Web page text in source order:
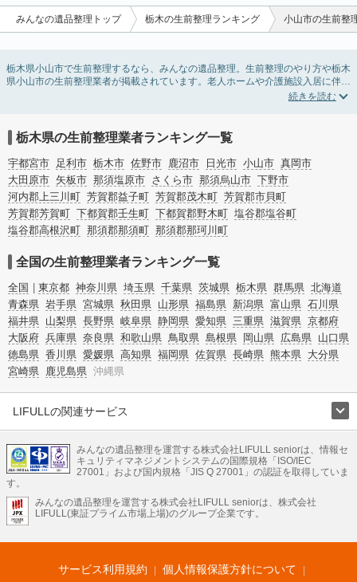
みんなの遺品整理トップ 栃木の生前整理ランキング 小山市の生前整
栃木県小山市で生前整理するなら、みんなの遺品整理。生前整理のやり方や栃木
県小山市の生前整理業者が掲載されています。老人ホームや介護施設入居に伴う
不用品の処分・回収・引き取りから、在宅介護の介護整理や福祉住環境整理まで
ービスで絞り込み検索を利用してみましょう。
またお役立ち情報も豊富なので終活でエンディングノートの選び方や、整理整
頓・老前整理・生前整理のコツについてもチェックしてみてください。
栃木県の生前整理業者ランキング一覧
宇都宮市 足利市 栃木市 佐野市 鹿沼市 日光市 小山市 真岡市
大田原市 矢板市 那須塩原市 さくら市 那須烏山市 下野市
河内郡上三川町 芳賀郡益子町 芳賀郡茂木町 芳賀郡市貝町
芳賀郡芳賀町 下都賀郡壬生町 下都賀郡野木町 塩谷郡塩谷町
塩谷郡高根沢町 那須郡那須町 那須郡那珂川町
全国の生前整理業者ランキング一覧
全国 東京都 神奈川県 埼玉県 千葉県 茨城県 栃木県 群馬県 北海道
青森県 岩手県 宮城県 秋田県 山形県 福島県 新潟県 富山県 石川県
福井県 山梨県 長野県 岐阜県 静岡県 愛知県 三重県 滋賀県 京都府
大阪府 兵庫県 奈良県 和歌山県 鳥取県 島根県 岡山県 広島県 山口県
徳島県 香川県 愛媛県 高知県 福岡県 佐賀県 長崎県 熊本県 大分県
宮崎県 鹿児島県 沖縄県
LIFULLの関連サービス
不動産・住宅
引越し 老人ホーム 地方創生 ママの就労支援
不動産クラウドファンディング 遺品整理 老後の暮らし情報
LIFULL HOME'Sのサービス
不動産・住宅
不動産査定 マンション専門売却査定 不動産投資 アドバイザー
不動産アーカイブ
空き家バンク 家賃相場 不動産会社
まちむすび
不動産用語集 住まいのお役立ち情報
LIFULL HOME'S PRESS
みんなの遺品整理を運営する株式会社LIFULL seniorは、情報セ
キュリティマネジメントシステムの国際規格「ISO/IEC
27001」および国内規格「JIS Q 27001」の認証を取得していま
す。
みんなの遺品整理を運営する株式会社LIFULL seniorは、株式会社
LIFULL(東証プライム市場上場)のグループ企業です。
サービス利用規約 個人情報保護方針について